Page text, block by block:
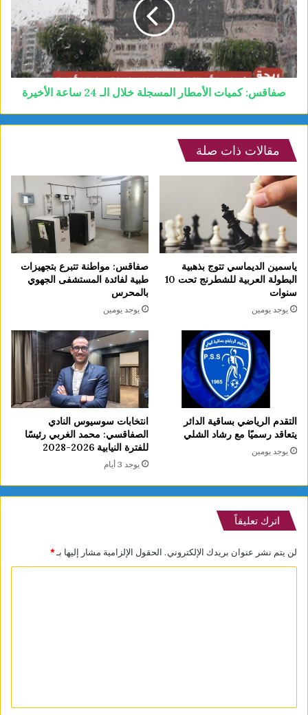
صفاقس: كميات الأمطار المسجلة خلال الـ 24 ساعة الأخيرة
مقالات ذات صلة
ياسمين الديماسي تتوج بذهبية
البطولة العربية للشطرنج تحت 10
سنوات
يوجد يومين
صفاقس: مواطنة تتبرع بتجهيزات
طبية لفائدة المستشفى الجهوي
بالمحرس
يوجد يومين
التقدم الرياضي بساقية الدائر
يتعاقد رسميًا مع رشاد الشلي
يوجد يومين
انتخابات سوسيوس النادي
الصفاقسي: محمد الغربي رئيسًا
للفترة النيابية 2026-2028
يوجد 3 أيام
اترك تعليقاً
لن يتم نشر عنوان بريدك الإلكتروني. الحقول الإلزامية مشار إليها بـ*